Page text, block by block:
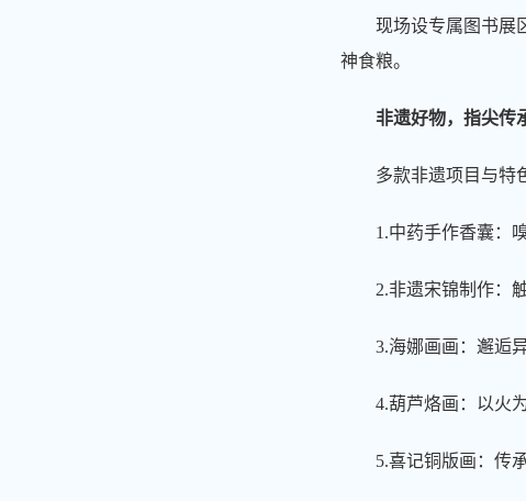
现场设专属图书展
神食粮。
非遗好物，指尖传
多款非遗项目与特
1.中药手作香囊：
2.非遗宋锦制作：
3.海娜画画：邂逅
4.葫芦烙画：以火
5.喜记铜版画：传